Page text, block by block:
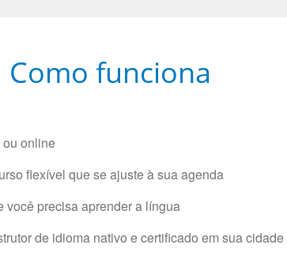
Como funciona
online
flexível que se ajuste à sua agenda
você precisa aprender a língua
de idioma nativo e certificado em sua